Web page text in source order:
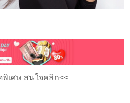
เศษ สนใจคลิก<<